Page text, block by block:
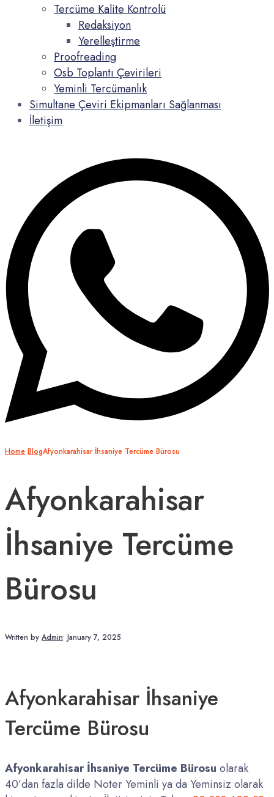
Tercüme Kalite Kontrolü
Redaksiyon
Yerelleştirme
Proofreading
Osb Toplantı Çevirileri
Yeminli Tercümanlık
Simultane Çeviri Ekipmanları Sağlanması
İletişim
Home BlogAfyonkarahisar İhsaniye Tercüme Bürosu
Afyonkarahisar
İhsaniye Tercüme
Bürosu
Written by Admin• January 7, 2025
Afyonkarahisar İhsaniye
Tercüme Bürosu
Afyonkarahisar İhsaniye Tercüme Bürosu olarak
40’dan fazla dilde Noter Yeminli ya da Yeminsiz olarak